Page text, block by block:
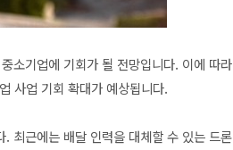
소기업에 기회가 될 전망입니다. 이에 따라
사업 기회 확대가 예상됩니다.
최근에는 배달 인력을 대체할 수 있는 드론